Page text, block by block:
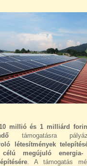
millió és 1 milliárd
támogatásra
létesítmények
célú megújuló
. A támogatás